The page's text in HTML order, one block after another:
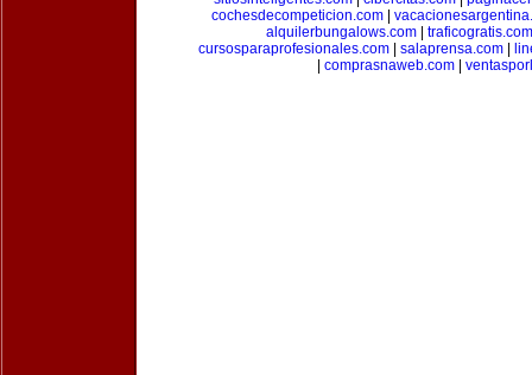
cochesdecompeticion.com
alquilerbungalows.com| traficogratis.com
cursosparaprofesionales.com
salaprensa.com
comprasnaweb.com